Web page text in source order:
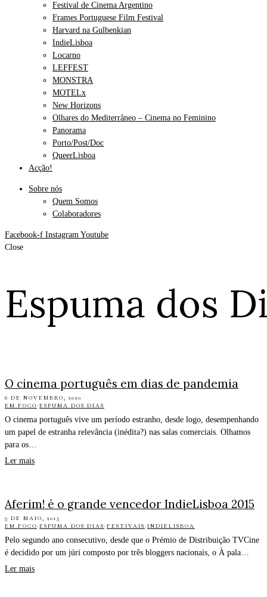
Festival de Cinema Argentino
Frames Portuguese Film Festival
Harvard na Gulbenkian
IndieLisboa
Locarno
LEFFEST
MONSTRA
MOTELx
New Horizons
Olhares do Mediterrâneo – Cinema no Feminino
Panorama
Porto/Post/Doc
QueerLisboa
Acção!
Sobre nós
Quem Somos
Colaboradores
Facebook-f Instagram Youtube
Close
Espuma dos
O cinema português em dias de pandemia
6 DE NOVEMBRO, 2020
EM FOCO·ESPUMA DOS DIAS
O cinema português vive um período estranho, desde logo, desempenhando
um papel de estranha relevância (inédita?) nas salas comerciais. Olhamos
para os…
Ler mais
Aferim! é o grande vencedor IndieLisboa 2015
3 DE MAIO, 2015
EM FOCO·ESPUMA DOS DIAS·FESTIVAIS·INDIELISBOA
Pelo segundo ano consecutivo, desde que o Prémio de Distribuição TVCine
é decidido por um júri composto por três bloggers nacionais, o À pala…
Ler mais